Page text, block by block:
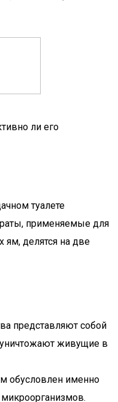
ли его
туалете
применяемые для
ям, делятся на две
представляют собой
живущие в
обусловлен именно